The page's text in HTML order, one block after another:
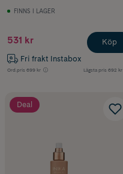
FINNS I LAGER
531 kr
Fri frakt Instabox
Ord.pris 699 kr Lägsta pris 692 kr
Köp
Deal